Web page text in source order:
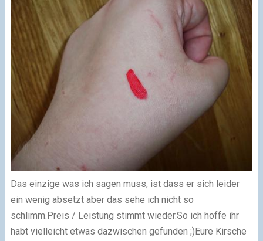
Das einzige was ich sagen muss, ist dass er sich leider
ein wenig absetzt aber das sehe ich nicht so
schlimm. Preis / Leistung stimmt wieder.So ich hoffe ihr
habt vielleicht etwas dazwischen gefunden ;)Eure Kirsche